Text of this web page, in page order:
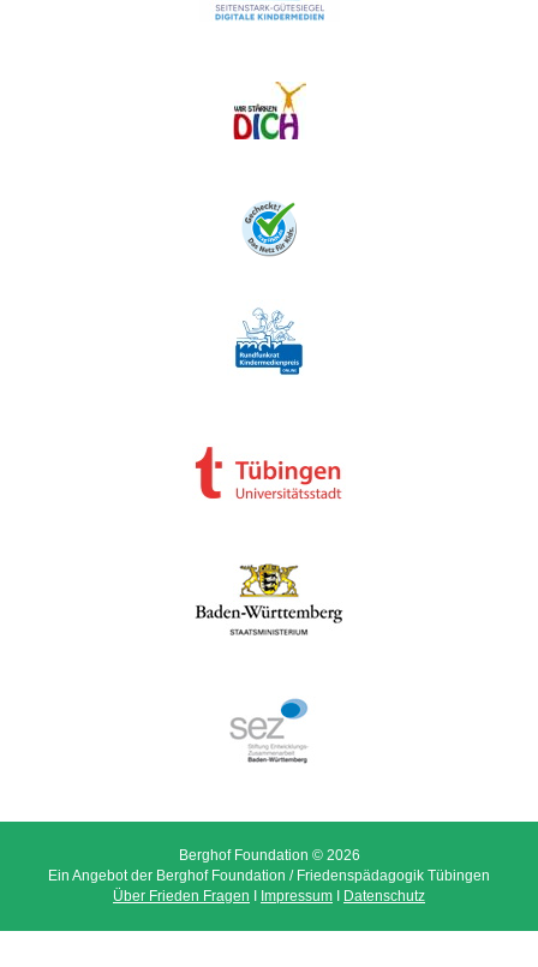
Berghof Foundation © 2026
Ein Angebot der Berghof Foundation / Friedenspädagogik Tübingen
Über Frieden Fragen I Impressum I Datenschutz